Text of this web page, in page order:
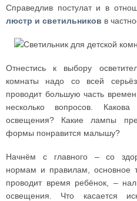
Справедлив постулат и в
люстр и светильников в
Отнестись к выбору
комнаты надо со всей
проводит большую часть
несколько вопросов. Какова
освещения? Какие лампы
формы понравится малышу?
Начнём с главного – со
нормам и правилам, основное
проводит время ребёнок, –
освещения. Что касается